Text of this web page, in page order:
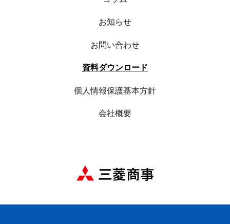
お知らせ
お問い合わせ
資料ダウンロード
個人情報保護基本方針
会社概要